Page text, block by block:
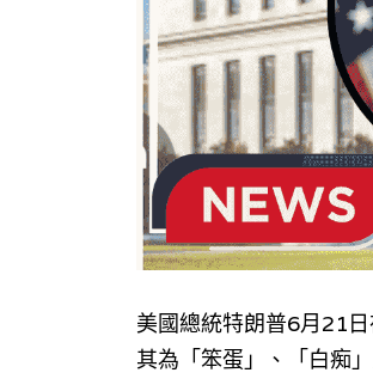
美國總統特朗普6月21
其為「笨蛋」、「白痴